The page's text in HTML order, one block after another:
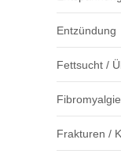
Entzündung
Fettsucht /
Fibromyalgie
Frakturen /